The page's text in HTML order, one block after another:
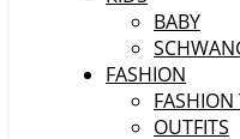
BABY
FASHION
FASHION
OUTFITS